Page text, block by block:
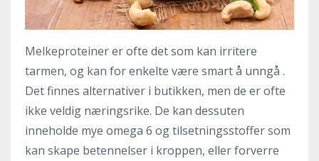
Melkeproteiner er ofte det som kan irritere
tarmen, og kan for enkelte være smart å unngå .
Det finnes alternativer i butikken, men de er ofte
ikke veldig næringsrike. De kan dessuten
inneholde mye omega 6 og tilsetningsstoffer som
kan skape betennelser i kroppen, eller forverre